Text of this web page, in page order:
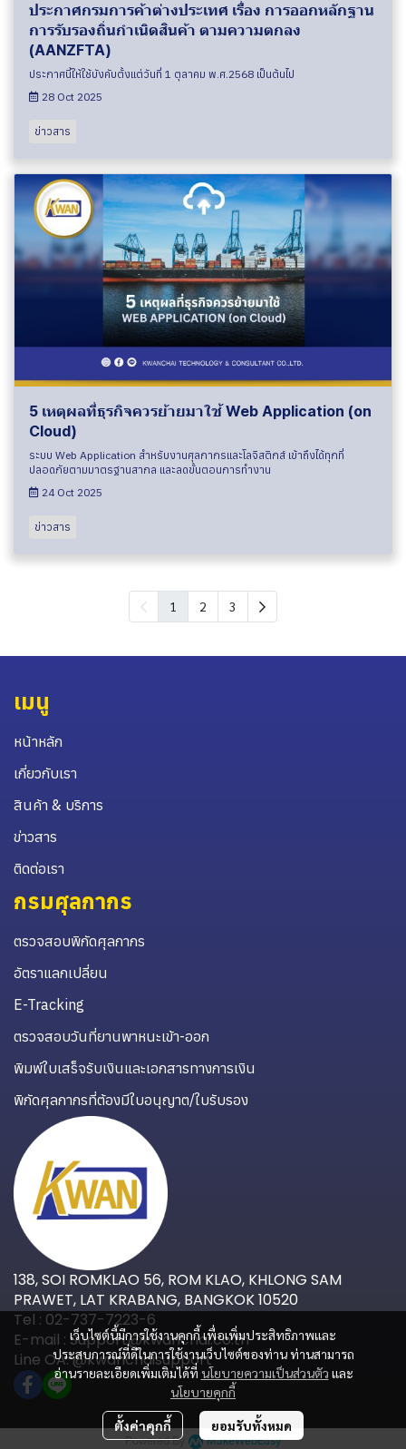
ประกาศกรมการค้าต่างประเทศ เรื่อง การออกหลักฐาน
การรับรองถิ่นกำเนิดสินค้า ตามความตกลง
(AANZFTA)
ประกาศนี้ให้ใช้บังคับตั้งเเต่วันที่ 1 ตุลาคม พ.ศ.2568 เป็นต้นไป
28 Oct 2025
ข่าวสาร
5 เหตุผลที่ธุรกิจควรย้ายมาใช้ Web Application (on
Cloud)
ระบบ Web Application สำหรับงานศุลกากรและโลจิสติกส์ เข้าถึงได้ทุกที่
ปลอดภัยตามมาตรฐานสากล และลดขั้นตอนการทำงาน
24 Oct 2025
ข่าวสาร
1 2 3
เว็บไซต์นี้มีการใช้งานคุกกี้ เพื่อเพิ่มประสิทธิภาพและ
ประสบการณ์ที่ดีในการใช้งานเว็บไซต์ของท่าน ท่านสามารถ
อ่านรายละเอียดเพิ่มเติมได้ที่ นโยบายความเป็นส่วนตัว และ
นโยบายคุกกี้
ตั้งค่าคุกกี้ ยอมรับทั้งหมด
เมนู
หน้าหลัก
เกี่ยวกับเรา
สินค้า & บริการ
ข่าวสาร
ติดต่อเรา
กรมศุลกากร
ตรวจสอบพิกัดศุลกากร
อัตราแลกเปลี่ยน
E-Tracking
ตรวจสอบวันที่ยานพาหนะเข้า-ออก
พิมพ์ใบเสร็จรับเงินและเอกสารทางการเงิน
พิกัดศุลกากรที่ต้องมีใบอนุญาต/ใบรับรอง
138, SOI ROMKLAO 56, ROM KLAO, KHLONG SAM
PRAWET, LAT KRABANG, BANGKOK 10520
Tel : 02-737-7223-6
E-mail : Support@kwanchai.co.th
Line OA: @kwanchaisupport
Powered By MakeWebEasy